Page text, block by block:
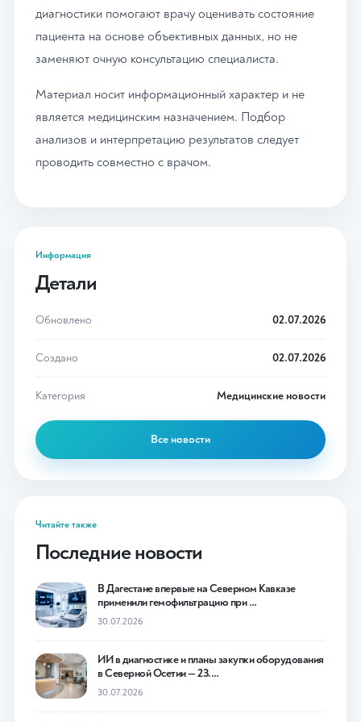
диагностики помогают врачу оценивать состояние
пациента на основе объективных данных, но не
заменяют очную консультацию специалиста.
Материал носит информационный характер и не
является медицинским назначением. Подбор
анализов и интерпретацию результатов следует
проводить совместно с врачом.
Информация
Детали
Обновлено 02.07.2026
Создано 02.07.2026
Категория Медицинские новости
Все новости
Читайте также
Последние новости
В Дагестане впервые на Северном Кавказе
применили гемофильтрацию при …
30.07.2026
ИИ в диагностике и планы закупки оборудования
в Северной Осетии — 23.…
30.07.2026